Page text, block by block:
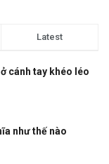
Latest
cánh tay khéo léo
như thế nào